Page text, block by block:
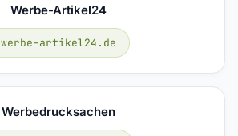
Werbe-Artikel24
werbe-artikel24.de
Werbedrucksachen